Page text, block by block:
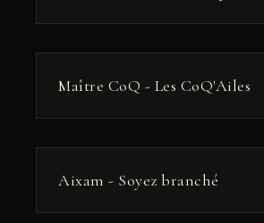
РЕКЛАМА
Maître CoQ - Les CoQ'Ailes
Aixam - Soyez branché